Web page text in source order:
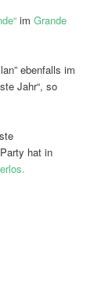
imGrande
ebenfalls im
Jahr“, so
hat in